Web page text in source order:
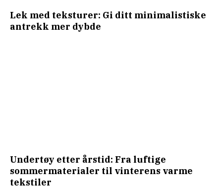
Lek med teksturer: Gi ditt minimalistiske
antrekk mer dybde
Undertøy etter årstid: Fra luftige
sommermaterialer til vinterens varme
tekstiler